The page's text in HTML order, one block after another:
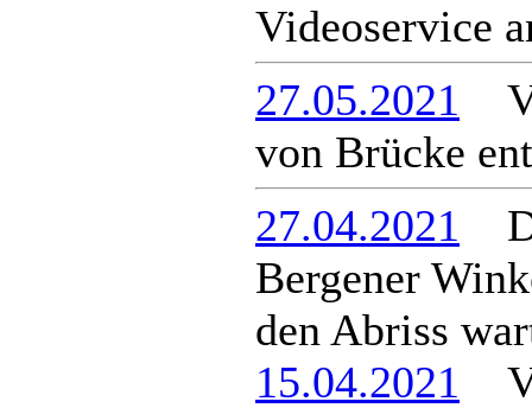
Videoservice
27.05.2021
von Brücke
27.04.2021
Bergener
den Abriss
15.04.2021